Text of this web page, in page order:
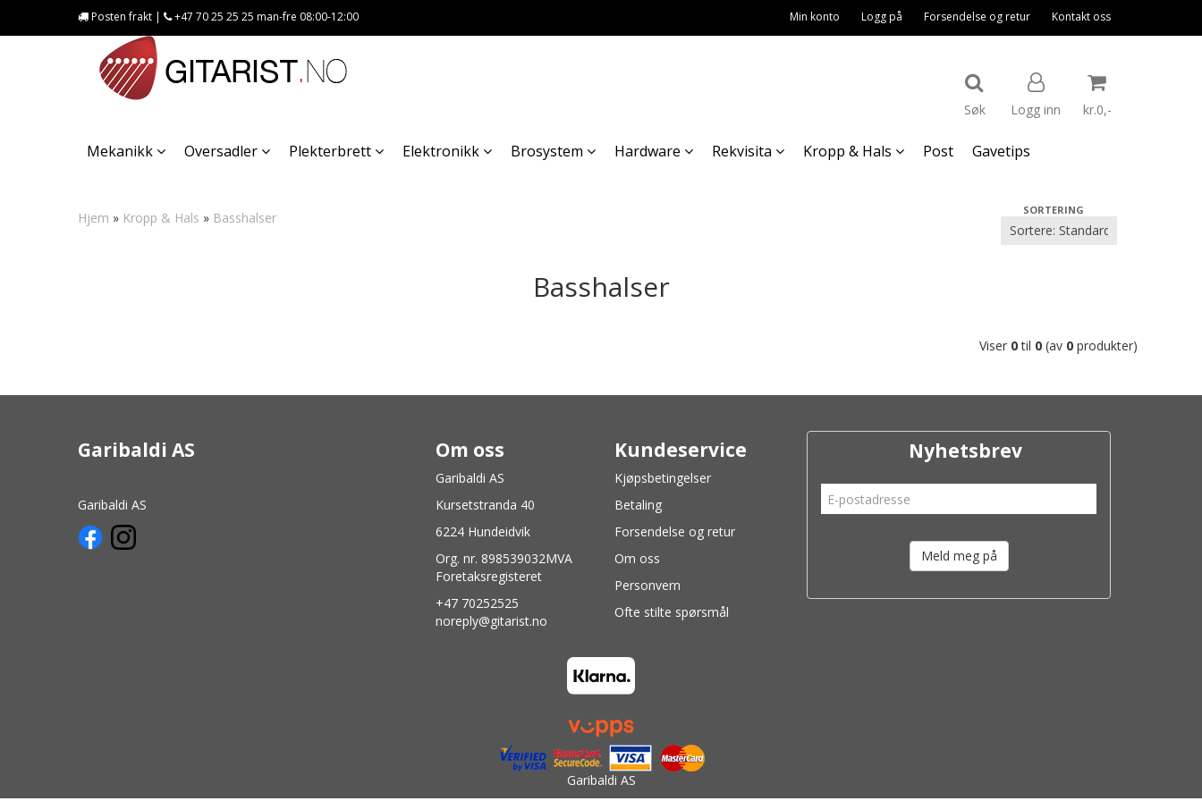
Posten frakt | +47 70 25 25 25 man-fre 08:00-12:00 Min konto Logg på Forsendelse og retur Kontakt oss
Søk Logg inn kr.0,-
Mekanikk Oversadler Plekterbrett Elektronikk Brosystem Hardware Rekvisita Kropp & Hals Post Gavetips
Hjem » Kropp & Hals » Basshalser SORTERING
Basshalser
Viser 0til 0 (av 0 produkter)
Garibaldi AS
Garibaldi AS
Om oss
Garibaldi AS
Kursetstranda 40
6224 Hundeidvik
Org. nr. 898539032MVA
Foretaksregisteret
+47 70252525
noreply@gitarist.no
Kundeservice
Kjøpsbetingelser
Betaling
Forsendelse og retur
Om oss
Personvern
Ofte stilte spørsmål
Nyhetsbrev
Meld meg på
Garibaldi AS